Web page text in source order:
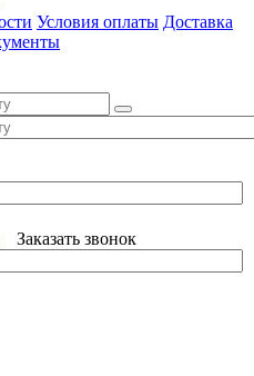
Условия оплаты Доставка
Заказать звонок